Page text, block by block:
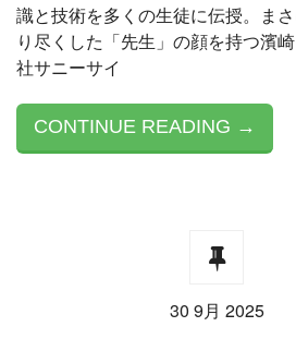
識と技術を多くの生徒に伝授。ま
り尽くした「先生」の顔を持つ濱
社サニーサイ
CONTINUE READING →
30 9月 2025